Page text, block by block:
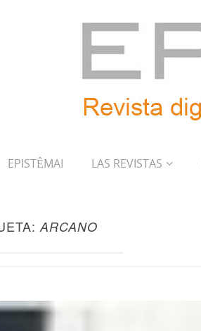
EPISTÊMAI LAS REVISTAS
ARCANO